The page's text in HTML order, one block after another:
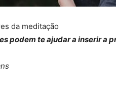
da meditação
podem te ajudar a inserir a